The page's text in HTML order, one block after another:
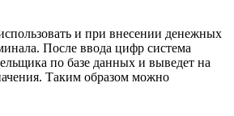
и при внесении денежных
После ввода цифр система
по базе данных и выведет на
Таким образом можно